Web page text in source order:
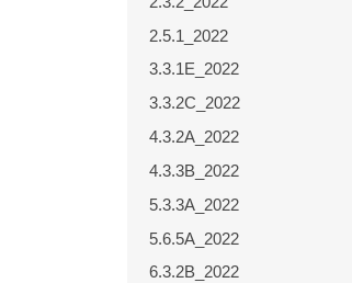
2.5.1_2022
3.3.1E_2022
3.3.2C_2022
4.3.2A_2022
4.3.3B_2022
5.3.3A_2022
5.6.5A_2022
6.3.2B_2022